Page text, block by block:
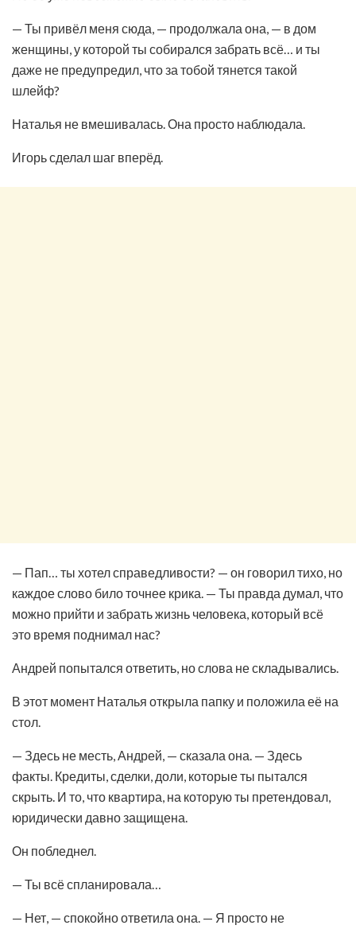
— Ты привёл меня сюда, — продолжала она, — в дом
женщины, у которой ты собирался забрать всё… и ты
даже не предупредил, что за тобой тянется такой
шлейф?
Наталья не вмешивалась. Она просто наблюдала.
Игорь сделал шаг вперёд.
— Пап… ты хотел справедливости? — он говорил тихо, но
каждое слово било точнее крика. — Ты правда думал, что
можно прийти и забрать жизнь человека, который всё
это время поднимал нас?
Андрей попытался ответить, но слова не складывались.
В этот момент Наталья открыла папку и положила её на
стол.
— Здесь не месть, Андрей, — сказала она. — Здесь
факты. Кредиты, сделки, доли, которые ты пытался
скрыть. И то, что квартира, на которую ты претендовал,
юридически давно защищена.
Он побледнел.
— Ты всё спланировала…
— Нет, — спокойно ответила она. — Я просто не